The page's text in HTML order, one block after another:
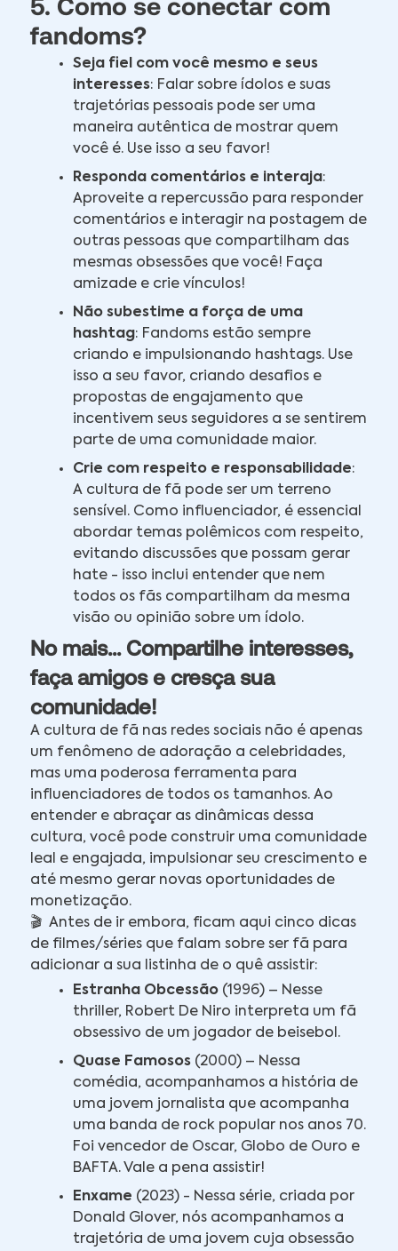
fandoms?
Seja fiel com você mesmo e seus
interesses: Falar sobre ídolos e suas
trajetórias pessoais pode ser uma
maneira autêntica de mostrar quem
você é. Use isso a seu favor!
Responda comentários e interaja:
Aproveite a repercussão para responder
comentários e interagir na postagem de
outras pessoas que compartilham das
mesmas obsessões que você! Faça
amizade e crie vínculos!
Não subestime a força de uma
hashtag: Fandoms estão sempre
criando e impulsionando hashtags. Use
isso a seu favor, criando desafios e
propostas de engajamento que
incentivem seus seguidores a se sentirem
parte de uma comunidade maior.
Crie com respeito e responsabilidade:
A cultura de fã pode ser um terreno
sensível. Como influenciador, é essencial
abordar temas polêmicos com respeito,
evitando discussões que possam gerar
hate - isso inclui entender que nem
todos os fãs compartilham da mesma
visão ou opinião sobre um ídolo.
No mais... Compartilhe interesses,
faça amigos e cresça sua
comunidade!
A cultura de fã nas redes sociais não é apenas
um fenômeno de adoração a celebridades,
mas uma poderosa ferramenta para
influenciadores de todos os tamanhos. Ao
entender e abraçar as dinâmicas dessa
cultura, você pode construir uma comunidade
leal e engajada, impulsionar seu crescimento e
até mesmo gerar novas oportunidades de
monetização.
🎬 Antes de ir embora, ficam aqui cinco dicas
de filmes/séries que falam sobre ser fã para
adicionar a sua listinha de o quê assistir:
Estranha Obcessão (1996) – Nesse
thriller, Robert De Niro interpreta um fã
obsessivo de um jogador de beisebol.
Quase Famosos (2000) – Nessa
comédia, acompanhamos a história de
uma jovem jornalista que acompanha
uma banda de rock popular nos anos 70.
Foi vencedor de Oscar, Globo de Ouro e
BAFTA. Vale a pena assistir!
Enxame (2023) - Nessa série, criada por
Donald Glover, nós acompanhamos a
trajetória de uma jovem cuja obsessão